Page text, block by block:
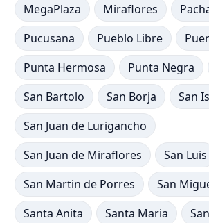
MegaPlaza
Miraflores
Pucusana
Pueblo Libre
Punta Hermosa
Punta Negra
San Bartolo
San Borja
San
San Juan de Lurigancho
San Juan de Miraflores
San Luis
San Martin de Porres
San
Santa Anita
Santa Maria